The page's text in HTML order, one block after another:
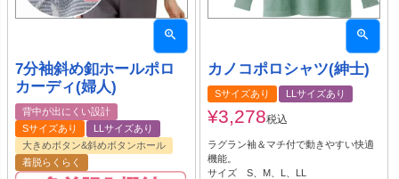
7分袖斜め釦ホールポロ
カーディ(婦人)
背中が出にくい設計
Sサイズあり
LLサイズあり
大きめボタン&斜めボタンホール
着脱らくらく
カノコポロシャツ(紳士)
Sサイズあり LLサイズあり
¥3,278税込
ラグラン袖＆マチ付で動きやすい快適
機能。
サイズ S、M、L、LL